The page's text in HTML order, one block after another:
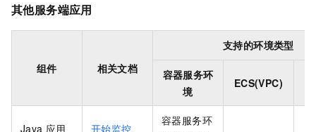
其他服务端应用
组件 相关文档
支持的环境类型
容器服务环
境
ECS(VPC)
Java 应用
开始监控
容器服务环